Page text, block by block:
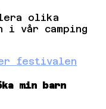
olika
i vår camping
festivalen
min barn